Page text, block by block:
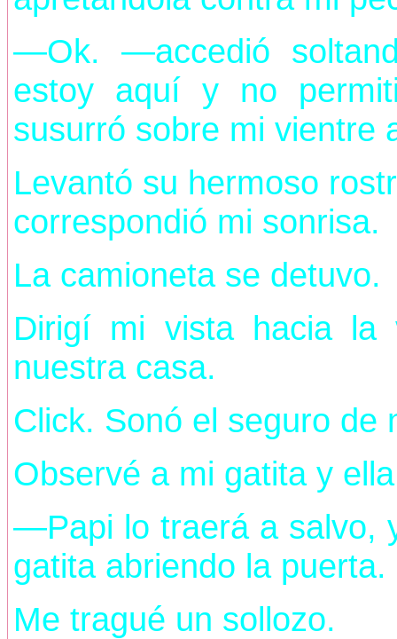
—Ok. —accedió
estoy aquí y no
susurró sobre mi vientre
Levantó su hermoso
correspondió mi sonrisa.
La camioneta se detuvo.
Dirigí mi vista hacia la
nuestra casa.
Click. Sonó el seguro de
Observé a mi gatita y
—Papi lo traerá a salvo,
gatita abriendo la puerta.
Me tragué un sollozo.